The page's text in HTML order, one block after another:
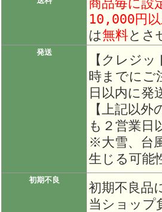
10,000円
は無料とさ
発送
【クレジ
時までにご
日以内に発
【上記以
も２営業日
※大雪、台
生じる可能
初期不良
初期不良品
当ショップ